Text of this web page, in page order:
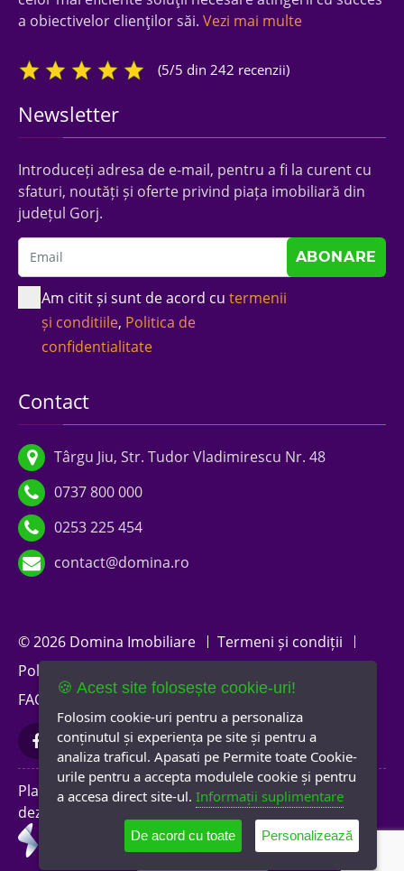
a obiectivelor clienţilor săi. Vezi mai multe
(5/5 din 242 recenzii)
Newsletter
Introduceți adresa de e-mail, pentru a fi la curent cu
sfaturi, noutăți și oferte privind piața imobiliară din
județul Gorj.
Am citit și sunt de acord cu termenii
și conditiile, Politica de
confidentialitate
Contact
Târgu Jiu, Str. Tudor Vladimirescu Nr. 48
0737 800 000
0253 225 454
contact@domina.ro
© 2026 Domina Imobiliare
Termeni și condiții
Politica de confidențialitate
FAQ
A.N.P.C. Newsletter
Platformă software
dezvoltată de
0737 800 000
🍪 Acest site folosește cookie-uri!
Folosim cookie-uri pentru a personaliza
conținutul și experiența pe site și pentru a
analiza traficul. Apasati pe Permite toate Cookie-
urile pentru a accepta modulele cookie și pentru
a accesa direct site-ul. Informații suplimentare
De acord cu toate Personalizează